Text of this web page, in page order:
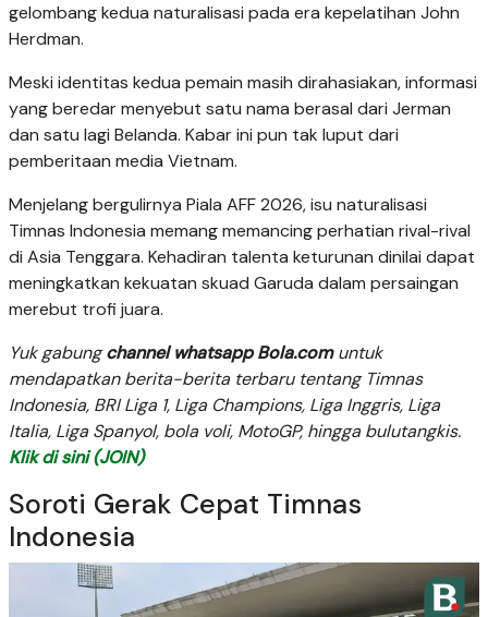
gelombang kedua naturalisasi pada era kepelatihan John
Herdman.
Meski identitas kedua pemain masih dirahasiakan, informasi
yang beredar menyebut satu nama berasal dari Jerman
dan satu lagi Belanda. Kabar ini pun tak luput dari
pemberitaan media Vietnam.
Menjelang bergulirnya Piala AFF 2026, isu naturalisasi
Timnas Indonesia memang memancing perhatian rival-rival
di Asia Tenggara. Kehadiran talenta keturunan dinilai dapat
meningkatkan kekuatan skuad Garuda dalam persaingan
merebut trofi juara.
Yuk gabungchannel whatsapp Bola.comuntuk
mendapatkan berita-berita terbaru tentang Timnas
Indonesia, BRI Liga 1, Liga Champions, Liga Inggris, Liga
Italia, Liga Spanyol, bola voli, MotoGP, hingga bulutangkis.
Klik di sini (JOIN)
Soroti Gerak Cepat Timnas
Indonesia